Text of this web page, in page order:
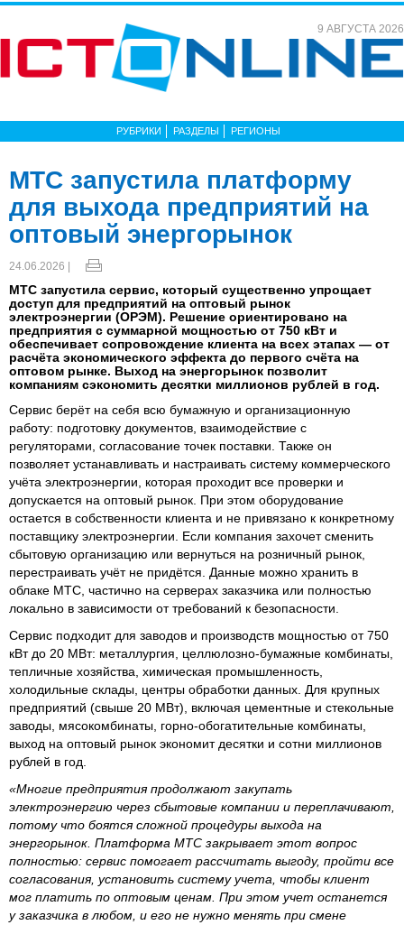
9 АВГУСТА 2026
РУБРИКИ РАЗДЕЛЫ РЕГИОНЫ
МТС запустила платформу
для выхода предприятий на
оптовый энергорынок
24.06.2026 |
МТС запустила сервис, который существенно упрощает
доступ для предприятий на оптовый рынок
электроэнергии (ОРЭМ). Решение ориентировано на
предприятия с суммарной мощностью от 750 кВт и
обеспечивает сопровождение клиента на всех этапах — от
расчёта экономического эффекта до первого счёта на
оптовом рынке. Выход на энергорынок позволит
компаниям сэкономить десятки миллионов рублей в год.
Сервис берёт на себя всю бумажную и организационную
работу: подготовку документов, взаимодействие с
регуляторами, согласование точек поставки. Также он
позволяет устанавливать и настраивать систему коммерческого
учёта электроэнергии, которая проходит все проверки и
допускается на оптовый рынок. При этом оборудование
остается в собственности клиента и не привязано к конкретному
поставщику электроэнергии. Если компания захочет сменить
сбытовую организацию или вернуться на розничный рынок,
перестраивать учёт не придётся. Данные можно хранить в
облаке МТС, частично на серверах заказчика или полностью
локально в зависимости от требований к безопасности.
Сервис подходит для заводов и производств мощностью от 750
кВт до 20 МВт: металлургия, целлюлозно-бумажные комбинаты,
тепличные хозяйства, химическая промышленность,
холодильные склады, центры обработки данных. Для крупных
предприятий (свыше 20 МВт), включая цементные и стекольные
заводы, мясокомбинаты, горно-обогатительные комбинаты,
выход на оптовый рынок экономит десятки и сотни миллионов
рублей в год.
«Многие предприятия продолжают закупать
электроэнергию через сбытовые компании и переплачивают,
потому что боятся сложной процедуры выхода на
энергорынок. Платформа МТС закрывает этот вопрос
полностью: сервис помогает рассчитать выгоду, пройти все
согласования, установить систему учета, чтобы клиент
мог платить по оптовым ценам. При этом учет останется
у заказчика в любом, и его не нужно менять при смене